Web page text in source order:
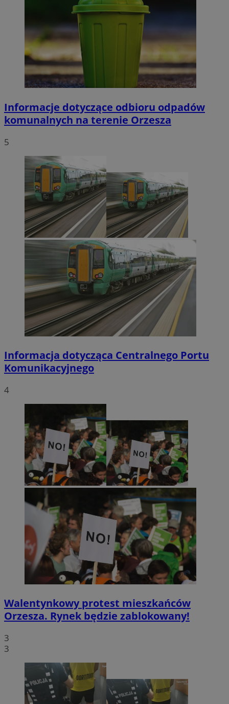
Informacje dotyczące odbioru odpadów
komunalnych na terenie Orzesza
5
Informacja dotycząca Centralnego Portu
Komunikacyjnego
4
Walentynkowy protest mieszkańców
Orzesza. Rynek będzie zablokowany!
3
3